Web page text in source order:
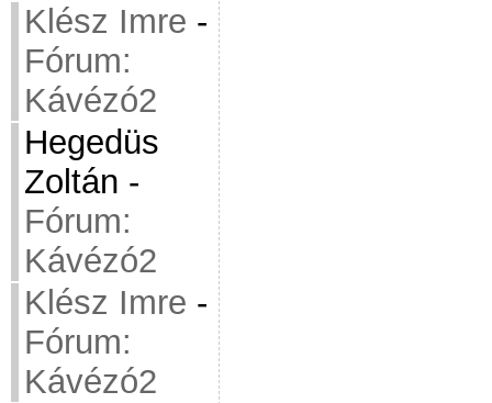
Klész Imre -
Fórum:
Kávézó2
Hegedüs
Zoltán -
Fórum:
Kávézó2
Klész Imre -
Fórum:
Kávézó2